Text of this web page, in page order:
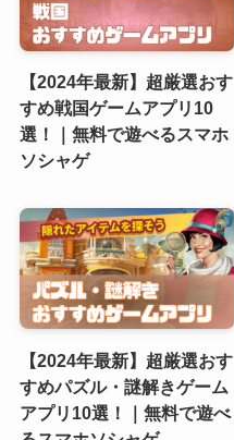
【2024年最新】超厳選おす
すめ戦国ゲームアプリ10
選！｜無料で遊べるスマホ
ソシャゲ
【2024年最新】超厳選おす
すめパズル・謎解きゲーム
アプリ10選！｜無料で遊べ